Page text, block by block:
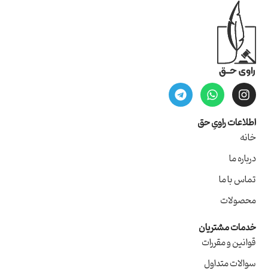
اطلاعات راویِ حق
خانه
درباره ما
تماس با ما
محصولات
خدمات مشتریان
قوانین و مقررات
سوالات متداول